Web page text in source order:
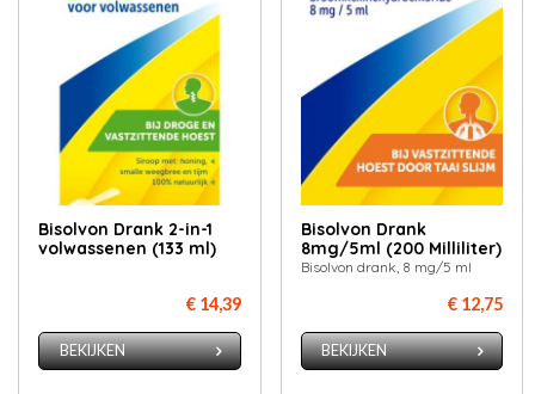
Bisolvon Drank 2-in-1
volwassenen (133 ml)
€ 14,39
BEKIJKEN
Bisolvon Drank
8mg/5ml (200 Milliliter)
Bisolvon drank, 8 mg/5 ml
€ 12,75
BEKIJKEN